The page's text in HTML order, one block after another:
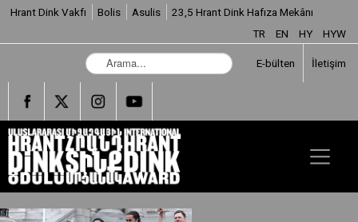
Hrant Dink Vakfı Bolis Asulis
23,5 Hrant Dink Hafıza Mekânı
TR
EN HY HYW
A
r
m
a
.
.
.
E-bülten İletişim